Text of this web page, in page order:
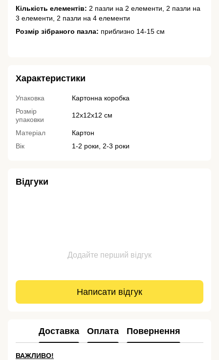
Кількість елементів: 2 пазли на 2 елементи, 2 пазли на
3 елементи, 2 пазли на 4 елементи
Розмір зібраного пазла: приблизно 14-15 см
Характеристики
Упаковка
Картонна коробка
Розмір
упаковки
12х12х12 см
Матеріал
Картон
Вік
1-2 роки, 2-3 роки
Відгуки
Додайте перший відгук
Написати відгук
Доставка Оплата Повернення
ВАЖЛИВО!